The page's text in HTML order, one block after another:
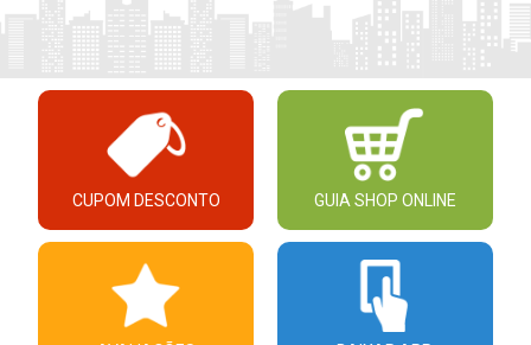
CUPOM DESCONTO GUIA SHOP ONLINE